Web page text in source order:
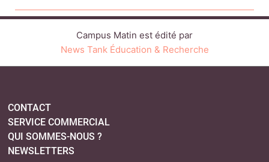
Campus Matin est édité par
News Tank Éducation & Recherche
CONTACT
SERVICE COMMERCIAL
QUI SOMMES-NOUS ?
NEWSLETTERS